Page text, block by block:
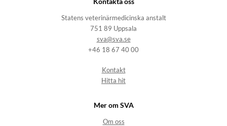
Statens veterinärmedicinska anstalt
751 89 Uppsala
sva@sva.se
+46 18 67 40 00
Kontakt
Hitta hit
Mer om SVA
Om oss